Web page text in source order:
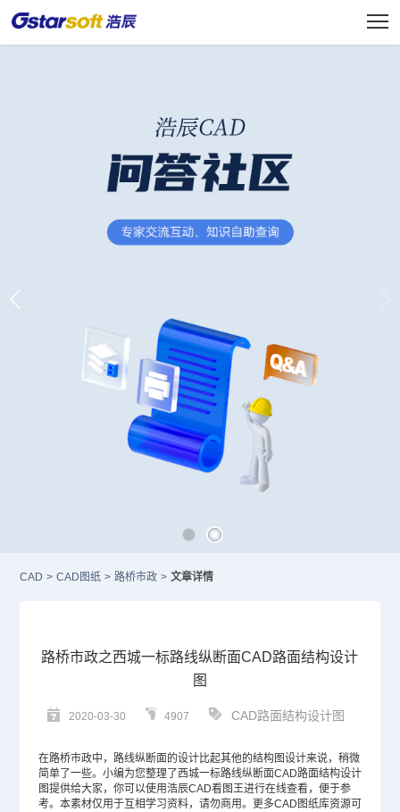
CAD > CAD图纸 > 路桥市政 > 文章详情
路桥市政之西城一标路线纵断面CAD路面结构设计
图
2020-03-30 4907 CAD路面结构设计图
在路桥市政中，路线纵断面的设计比起其他的结构图设计来说，稍微
简单了一些。小编为您整理了西城一标路线纵断面CAD路面结构设计
图提供给大家，你可以使用浩辰CAD看图王进行在线查看，便于参
考。本素材仅用于互相学习资料，请勿商用。更多CAD图纸库资源可